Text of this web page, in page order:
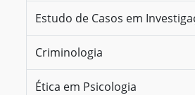
Estudo de Casos em
Criminologia
Ética em Psicologia